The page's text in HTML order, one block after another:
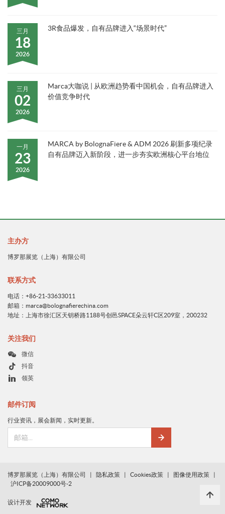
三月
18
2026
3R食品爆发，自有品牌进入“场景时代”
三月
02
2026
Marca大咖说 | 从欧洲趋势看中国机会，自有品牌进入
价值竞争时代
一月
23
2026
MARCA by BolognaFiere & ADM 2026 刷新多项纪录
自有品牌迈入新阶段，进一步夯实欧洲核心平台地位
主办方
博罗那展览（上海）有限公司
联系方式
电话：+86-21-33633011
邮箱：marca@bolognafierechina.com
地址：上海市徐汇区天钥桥路1188号创邑SPACE朵云轩C区209室，200232
关注我们
微信
抖音
领英
邮件订阅
行业资讯，展会新闻，实时更新。
博罗那展览（上海）有限公司 | 隐私政策 | Cookies政策 | 图像使用政策
|
沪ICP备20009000号-2
设计开发